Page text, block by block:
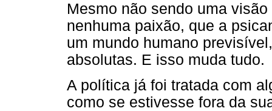
Mesmo não sendo uma
nenhuma paixão, que a
um mundo humano
absolutas. E isso muda tudo.
A política já foi tratada com
como se estivesse fora da